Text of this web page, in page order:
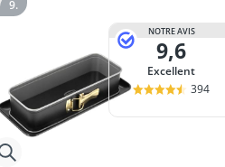
NOTRE AVIS
9,6
Excellent
394